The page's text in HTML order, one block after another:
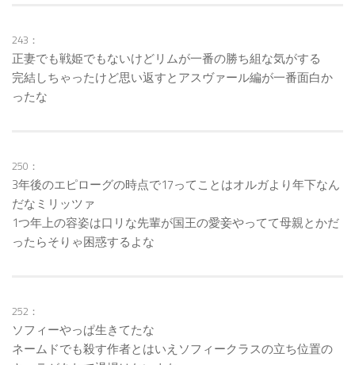
243：
正妻でも戦姫でもないけどリムが一番の勝ち組な気がする
完結しちゃったけど思い返すとアスヴァール編が一番面白か
ったな
250：
3年後のエピローグの時点で17ってことはオルガより年下なん
だなミリッツァ
1つ年上の容姿は口リな先輩が国王の愛妾やってて母親とかだ
ったらそりゃ困惑するよな
252：
ソフィーやっぱ生きてたな
ネームドでも殺す作者とはいえソフィークラスの立ち位置の